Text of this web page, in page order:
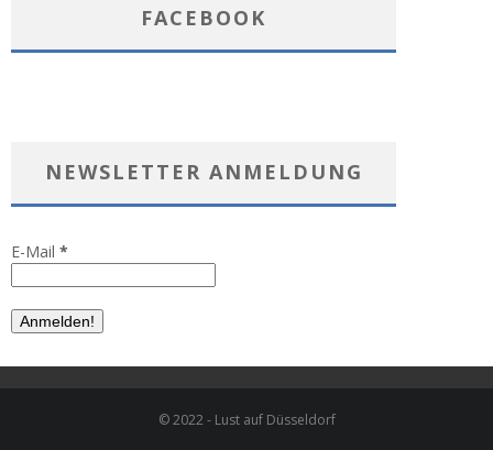
FACEBOOK
NEWSLETTER ANMELDUNG
E-Mail *
© 2022 - Lust auf Düsseldorf